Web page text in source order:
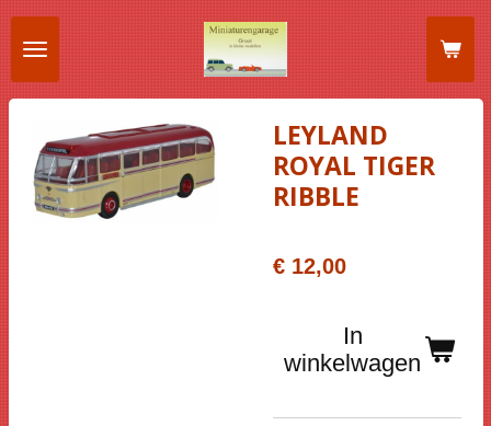
Ga
direct
naar
de
hoofdinhoud
LEYLAND
ROYAL TIGER
RIBBLE
€ 12,00
In
winkelwagen